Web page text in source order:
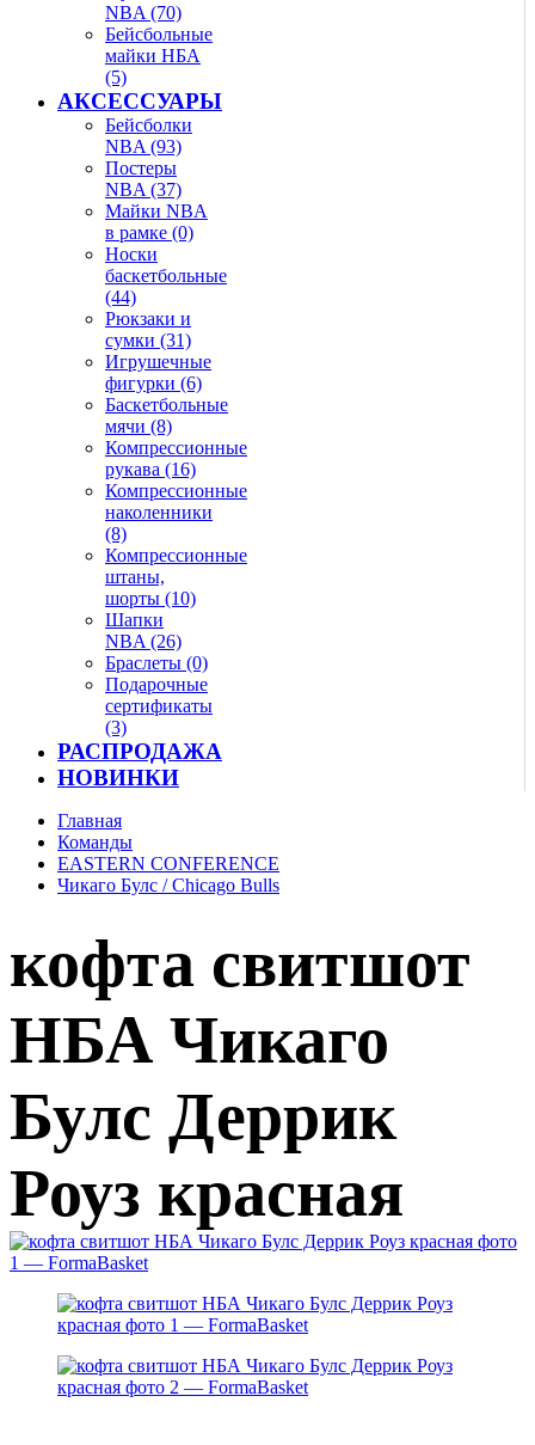
NBA (70)
Бейсбольные
майки НБА
(5)
АКСЕССУАРЫ
Бейсболки
NBA (93)
Постеры
NBA (37)
Майки NBA
в рамке (0)
Носки
баскетбольные
(44)
Рюкзаки и
сумки (31)
Игрушечные
фигурки (6)
Баскетбольные
мячи (8)
Компрессионные
рукава (16)
Компрессионные
наколенники
(8)
Компрессионные
штаны,
шорты (10)
Шапки
NBA (26)
Браслеты (0)
Подарочные
сертификаты
(3)
РАСПРОДАЖА
НОВИНКИ
Главная
Команды
EASTERN CONFERENCE
Чикаго Булс / Chicago Bulls
кофта свитшот
НБА Чикаго
Булс Деррик
Роуз красная